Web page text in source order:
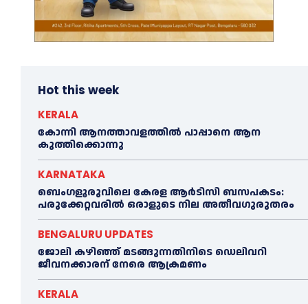
Hot this week
KERALA
കോന്നി ആനത്താവളത്തില്‍ പാപ്പാനെ ആന
കുത്തിക്കൊന്നു
KARNATAKA
ബെംഗളൂരുവിലെ കേരള ആര്‍ടിസി ബസപകടം:
പരുക്കേറ്റവരില്‍ ഒരാളുടെ നില അതീവഗുരുതരം
BENGALURU UPDATES
ജോലി കഴിഞ്ഞ് മടങ്ങുന്നതിനിടെ ഡെലിവറി
ജീവനക്കാരന് നേരെ ആക്രമണം
KERALA